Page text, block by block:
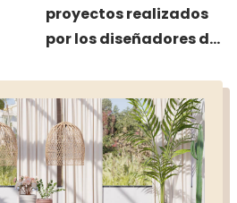
proyectos realizados
por los diseñadores de